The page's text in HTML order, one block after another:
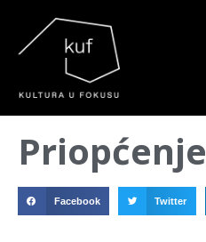
Priopćenje
Facebook Twitter
▼